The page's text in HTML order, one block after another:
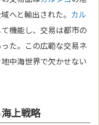
へと輸出された。 カル
機能し、交易は都市の
た。この広範な交易ネ
中海世界で欠かせない
上戦略